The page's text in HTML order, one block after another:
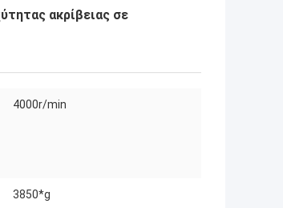
ακρίβειας σε
4000r/min
3850*g